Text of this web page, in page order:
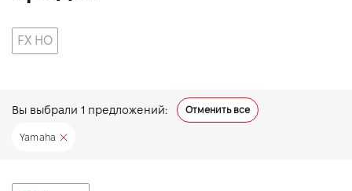
FX HO
Вы выбрали 1 предложений: Отменить все
Yamaha
Вакансии